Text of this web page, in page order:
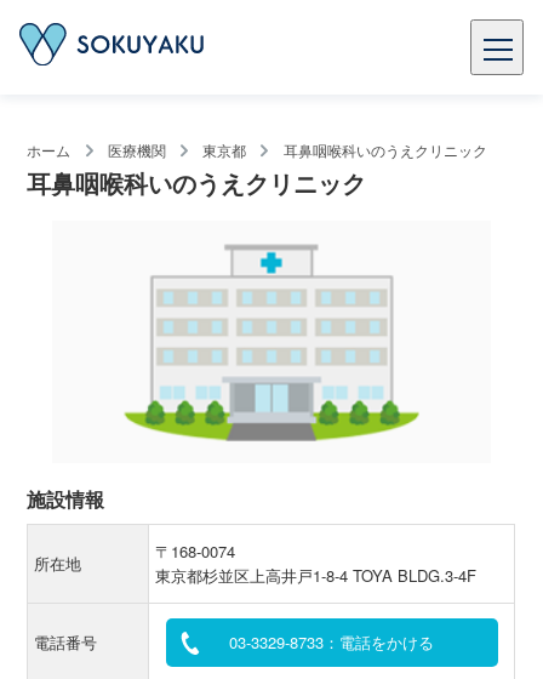
ホーム 医療機関 東京都 耳鼻咽喉科いのうえクリニック
耳鼻咽喉科いのうえクリニック
施設情報
所在地
〒168-0074
東京都杉並区上高井戸1-8-4 TOYA BLDG.3-4F
電話番号 03-3329-8733：電話をかける